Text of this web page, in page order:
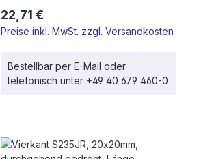
Regulärer Preis:
22,71 €
Preise inkl. MwSt. zzgl. Versandkosten
Bestellbar per E-Mail oder
telefonisch unter +49 40 679 460-0